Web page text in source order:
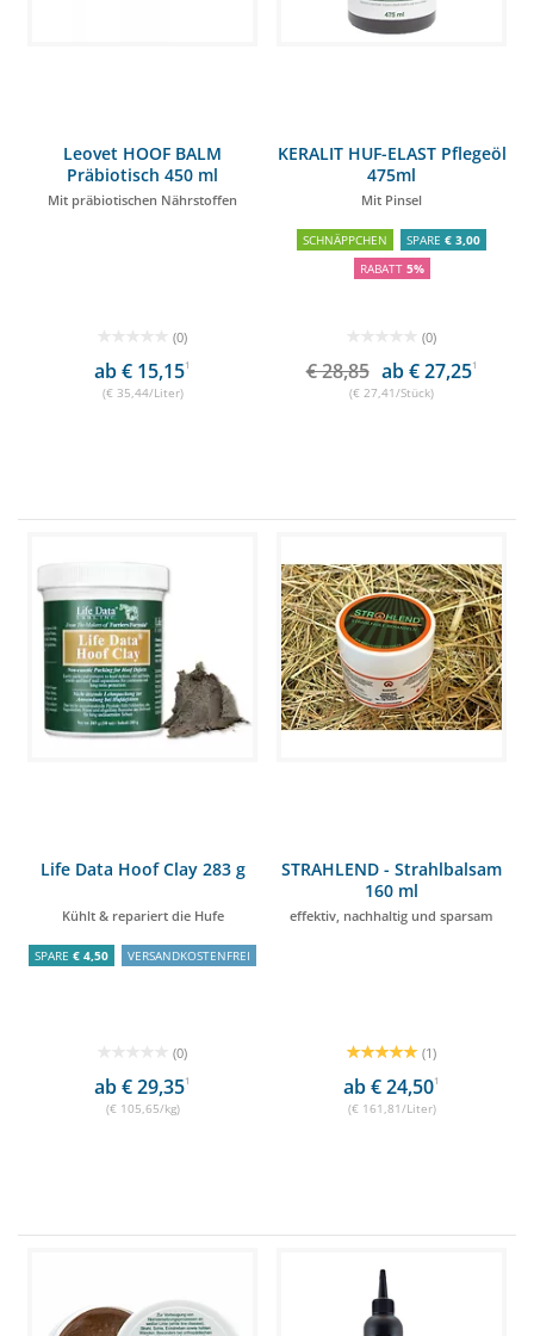
Leovet HOOF BALM
Präbiotisch 450 ml
Mit präbiotischen Nährstoffen
(0)
ab € 15,151
(€ 35,44/Liter)
KERALIT HUF-ELAST Pflegeöl
475ml
Mit Pinsel
SCHNÄPPCHEN SPARE € 3,00
RABATT 5%
(0)
€ 28,85 ab € 27,251
(€ 27,41/Stück)
Life Data Hoof Clay 283 g
Kühlt & repariert die Hufe
SPARE € 4,50 VERSANDKOSTENFREI
(0)
ab € 29,351
(€ 105,65/kg)
STRAHLEND - Strahlbalsam
160 ml
effektiv, nachhaltig und sparsam
(1)
ab € 24,501
(€ 161,81/Liter)